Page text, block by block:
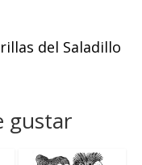
del Saladillo
gustar